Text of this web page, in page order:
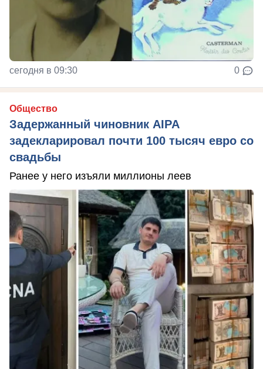
сегодня в 09:30 0
Общество
Задержанный чиновник AIPA
задекларировал почти 100 тысяч евро со
свадьбы
Ранее у него изъяли миллионы леев